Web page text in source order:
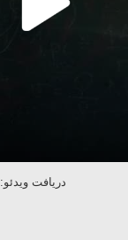
دریافت ویدئو: